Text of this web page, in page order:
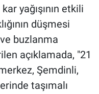
yağışının etkili
düşmesi
buzlanma
açıklamada, "21
Şemdinli,
taşımalı